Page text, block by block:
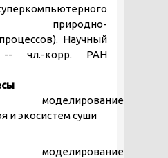
природно-
Научный
-- чл.-корр. РАН
моделирование
и экосистем суши
моделирование